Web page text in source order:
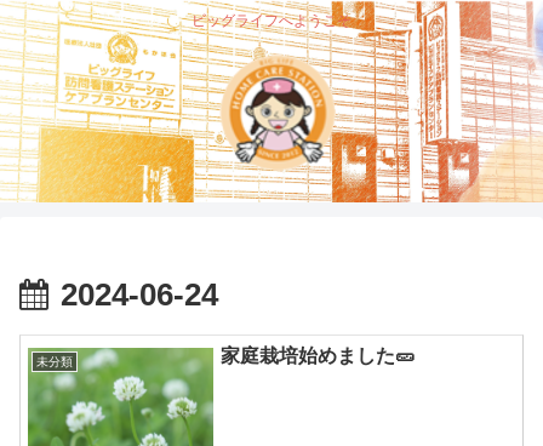
ビッグライフへようこそ
2024-06-24
未分類 家庭栽培始めました🥒